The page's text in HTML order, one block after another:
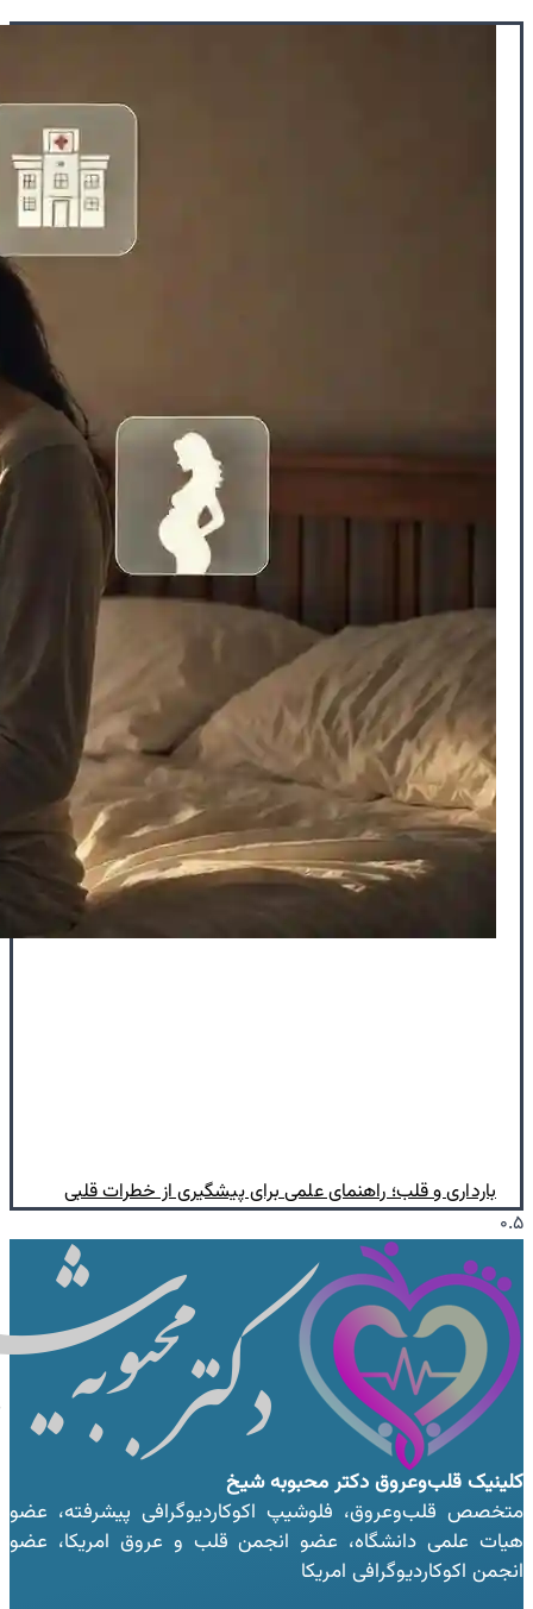
بارداری و قلب؛ راهنمای علمی برای پیشگیری از خطرات قلبی
کلینیک قلب‌وعروقدکتر محبوبه شیخ
متخصص قلب‌وعروق، فلوشیپ اکوکاردیوگرافی پیشرفته، عضو
هیات علمی دانشگاه، عضو انجمن قلب و عروق امریکا، عضو
انجمن اکوکاردیوگرافی امریکا